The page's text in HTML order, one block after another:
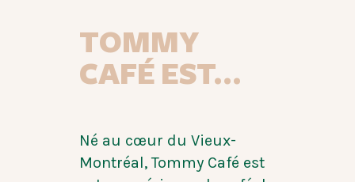
TOMMY
CAFÉ EST…
Né au cœur du Vieux-
Montréal, Tommy Café est